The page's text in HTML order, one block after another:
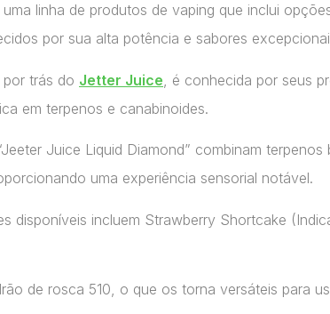
uma linha de produtos de vaping que inclui
por sua alta potência e sabores
trás do Jetter Juice , é conhecida por seus
em terpenos e canabinoides.
Juice Liquid Diamond” combinam
uma experiência sensorial notável.
disponíveis incluem Strawberry Shortcake
de rosca 510, o que os torna versáteis para